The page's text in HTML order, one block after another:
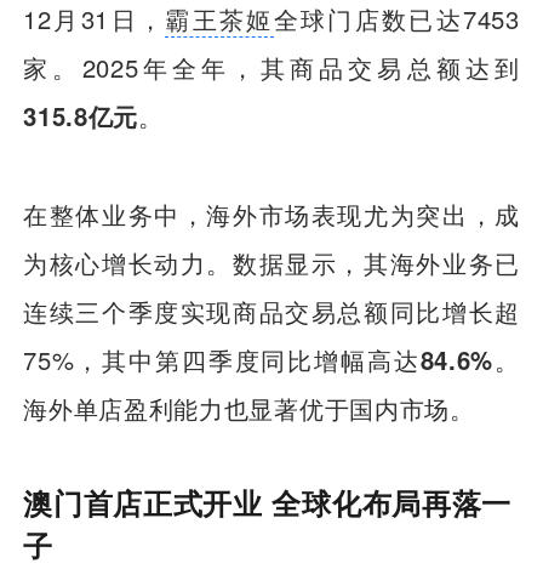
12月31日， 霸王茶姬全球门店数已达7453
家。2025年全年，其商品交易总额达到
315.8亿元。
在整体业务中，海外市场表现尤为突出，成
为核心增长动力。数据显示，其海外业务已
连续三个季度实现商品交易总额同比增长超
75%，其中第四季度同比增幅高达84.6%。
海外单店盈利能力也显著优于国内市场。
澳门首店正式开业 全球化布局再落一
子